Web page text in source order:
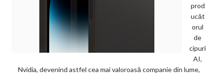
prod
ucăt
orul
de
cipuri
AI,
Nvidia, devenind astfel cea mai valoroasă companie din lume,